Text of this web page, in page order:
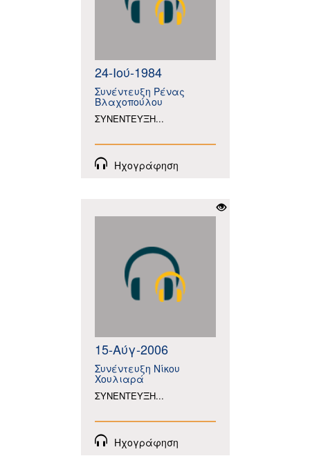
24-Ιού-1984
Συνέντευξη Ρένας
Βλαχοπούλου
ΣΥΝΕΝΤΕΥΞΗ...
Ηχογράφηση
15-Αύγ-2006
Συνέντευξη Νίκου
Χουλιαρά
ΣΥΝΕΝΤΕΥΞΗ...
Ηχογράφηση